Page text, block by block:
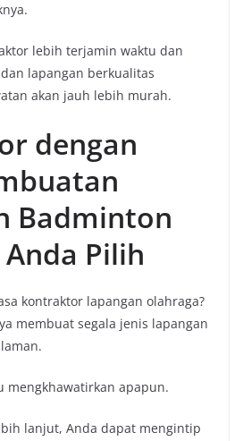
lebih terjamin waktu dan
lapangan berkualitas
akan jauh lebih murah.
dengan
Badminton
Pilih
kontraktor lapangan olahraga?
membuat segala jenis lapangan
mengkhawatirkan apapun.
lanjut, Anda dapat mengintip